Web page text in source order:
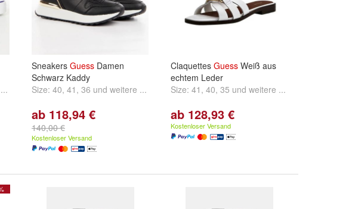
Sneakers Guess Damen
Schwarz Kaddy
Size: 40, 41 , 36 und weitere ...
ab 118,94 €
140,00 €
Kostenloser Versand
Claquettes Guess Weiß aus
echtem Leder
Size: 41 , 40, 35 und weitere ...
ab 128,93 €
Kostenloser Versand